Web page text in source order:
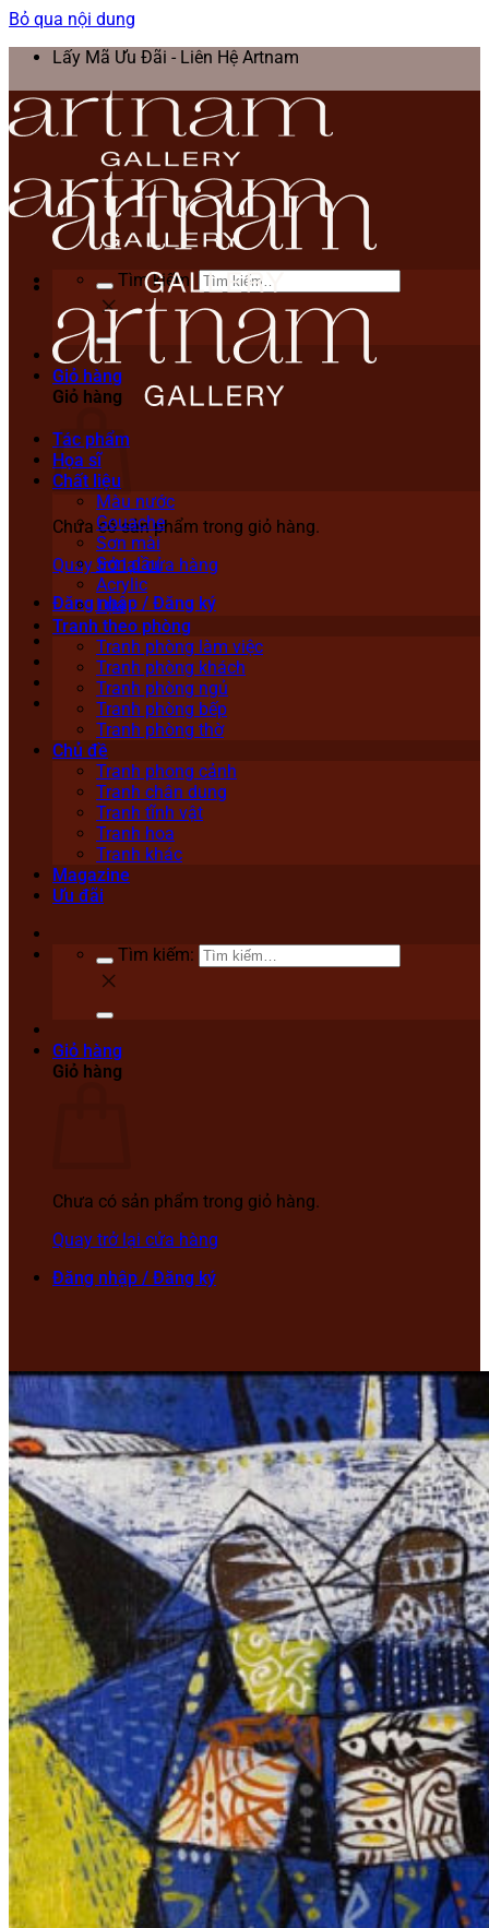
Bỏ qua nội dung
Lấy Mã Ưu Đãi - Liên Hệ Artnam
Tìm kiếm:
Giỏ hàng
Giỏ hàng
Chưa có sản phẩm trong giỏ hàng.
Quay trở lại cửa hàng
Đăng nhập / Đăng ký
Tác phẩm
Họa sĩ
Chất liệu
Màu nước
Gouache
Sơn mài
Sơn dầu
Acrylic
Lụa
Tranh theo phòng
Tranh phòng làm việc
Tranh phòng khách
Tranh phòng ngủ
Tranh phòng bếp
Tranh phòng thờ
Chủ đề
Tranh phong cảnh
Tranh chân dung
Tranh tĩnh vật
Tranh hoa
Tranh khác
Magazine
Ưu đãi
Tìm kiếm:
Giỏ hàng
Giỏ hàng
Chưa có sản phẩm trong giỏ hàng.
Quay trở lại cửa hàng
Đăng nhập / Đăng ký